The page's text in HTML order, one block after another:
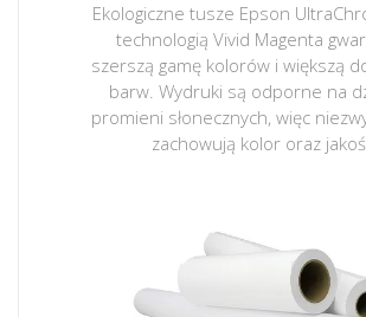
Ekologiczne tusze Epson
technologią Vivid Magenta
szerszą gamę kolorów i większą
barw. Wydruki są odporne na
promieni słonecznych, więc
zachowują kolor oraz